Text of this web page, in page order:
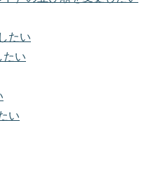
たい
たい
い